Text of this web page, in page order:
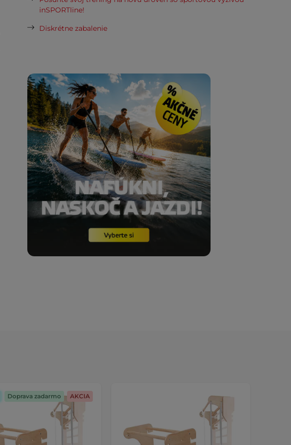
inSPORTline!
Diskrétne zabalenie
Doprava zadarmo AKCIA